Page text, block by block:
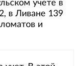
учете в
в Ливане 139
и